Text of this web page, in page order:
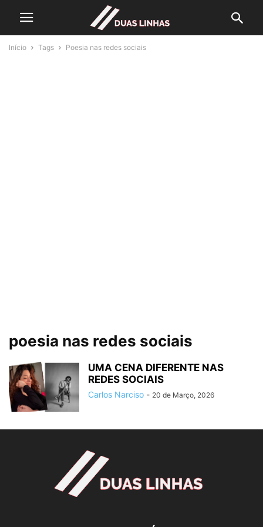
Início Tags Poesia nas redes sociais
poesia nas redes sociais
UMA CENA DIFERENTE NAS
REDES SOCIAIS
Carlos Narciso - 20 de Março, 2026